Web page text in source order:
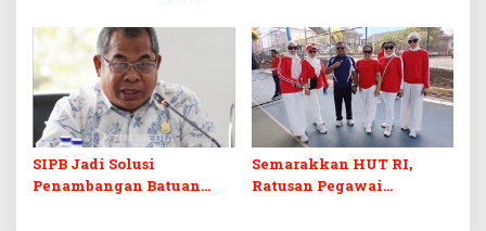
Digital
Barcode Curang
SIPB Jadi Solusi
Penambangan Batuan
Semarakkan HUT RI,
Ratusan Pegawai